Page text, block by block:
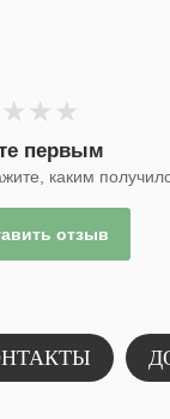
★ ★ ★
первым
каким
отзыв